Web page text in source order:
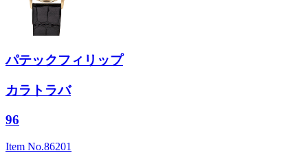
パテックフィリップ
カラトラバ
96
Item No.86201